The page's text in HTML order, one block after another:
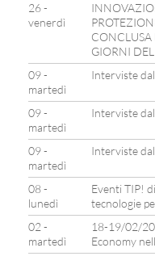
26 -
venerdì
CONCLUSA
GIORNI
09 -
martedì
Interviste
09 -
martedì
Interviste
09 -
martedì
Interviste
08 -
lunedì
Eventi TIP!
tecnologie
02 -
martedì
18-19/02/
Economy